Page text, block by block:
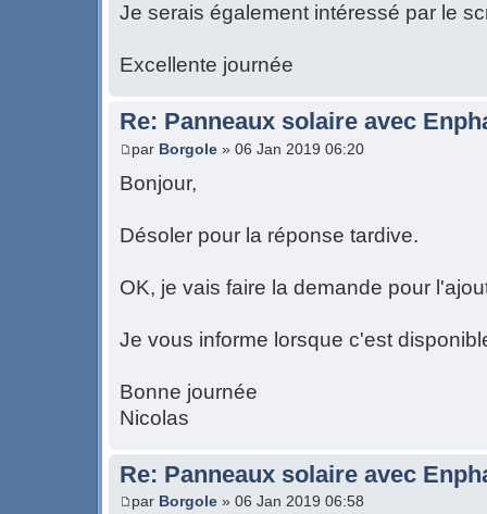
Je serais également intéressé par le
Excellente journée
Re: Panneaux solaire avec
par Borgole » 06 Jan 2019 06:20
Bonjour,
Désoler pour la réponse tardive.
OK, je vais faire la demande pour
Je vous informe lorsque c'est
Bonne journée
Nicolas
Re: Panneaux solaire avec
par Borgole » 06 Jan 2019 06:58